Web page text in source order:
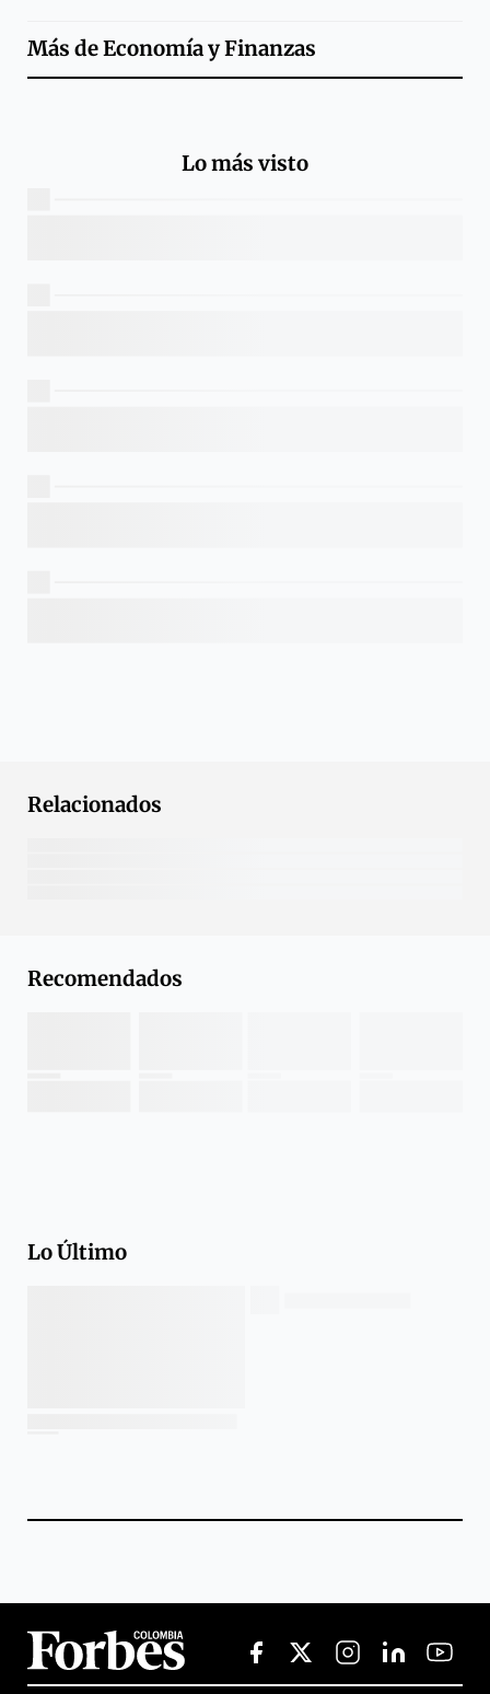
Más deEconomía y Finanzas
Lo más visto
Relacionados
Recomendados
Lo Último